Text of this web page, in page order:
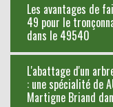
Les avantages de
49 pour le
dans le 49540
L'abattage d'un
: une spécialité de
Martigne Briand